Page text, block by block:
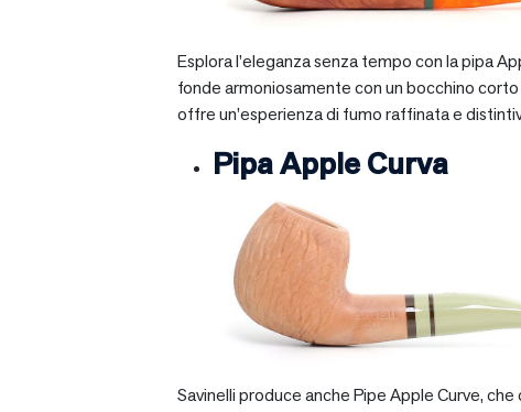
Esplora l’eleganza senza tempo con la pipa
fonde armoniosamente con un bocchino
offre un’esperienza di fumo raffinata e
Pipa Apple Curva
Savinelli produce anche Pipe Apple Curve,